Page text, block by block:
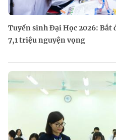
Tuyển sinh Đại Học 2026: Bắt
7,1 triệu nguyện vọng